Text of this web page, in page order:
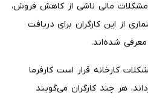
مشکلات مالی ناشی از کاهش فروش،
از این کارگران برای دریافت
معرفی شده‌اند.
کارخانه قرار است کارفرما
هر چند کارگران می‌گویند